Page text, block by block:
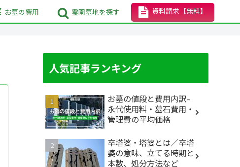
お墓の費用 霊園墓地を探す 資料請求 【無料】
人気記事ランキング
お墓の値段と費用内訳–
永代使用料・墓石費用・
管理費の平均価格
卒塔婆・塔婆とは／卒塔
婆の意味、立てる時期と
本数、処分方法など